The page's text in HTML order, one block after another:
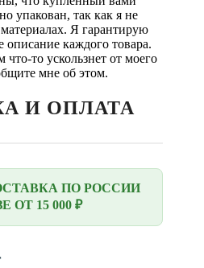
упакован, так как я не
Я гарантирую
описание каждого товара.
то ускользнет от моего
мне об этом.
И ОПЛАТА
ПО РОССИИ
ОТ 15 000 ₽